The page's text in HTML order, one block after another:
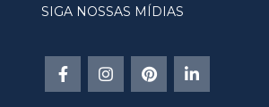
SIGA NOSSAS MÍDIAS